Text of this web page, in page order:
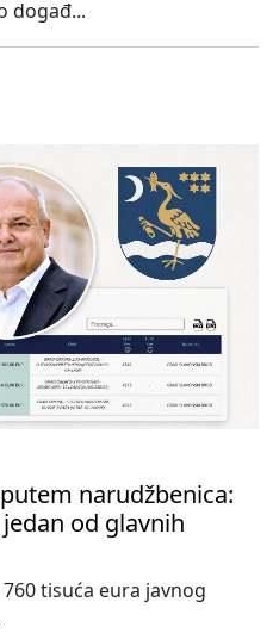
događ...
narudžbenica:
od glavnih
760 tisuća eura javnog